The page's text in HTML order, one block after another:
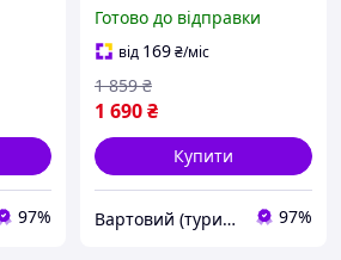
97%
Готово до відправки
від 169₴/міс
1 690₴
1 859 ₴
Купити
Вартовий (туризм, полювання та кемпінг) 97%